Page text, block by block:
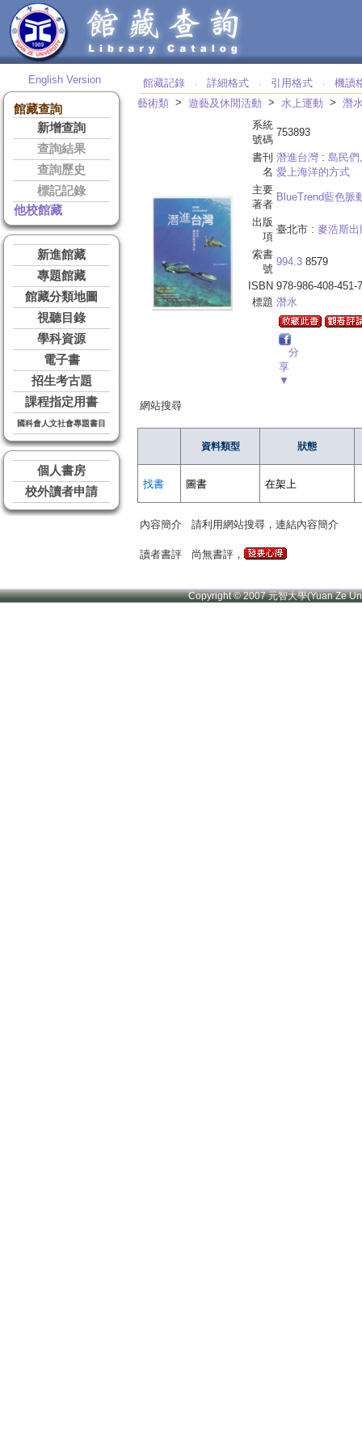
English Version
館藏查詢
新增查詢
查詢結果
查詢歷史
標記記錄
他校館藏
新進館藏
專題館藏
館藏分類地圖
視聽目錄
學科資源
電子書
招生考古題
課程指定用書
國科會人文社會專題書目
個人書房
校外讀者申請
館藏記錄 ‧ 詳細格式 ‧ 引用格式 ‧
機讀
藝術類 > 遊藝及休閒活動 > 水上運動 > 潛
系統
號碼
753893
書刊
名
潛進台灣 : 島民
愛上海洋的方式
主要
著者
BlueTrend藍色脈
出版
項
臺北市 : 麥浩斯出
索書
號
994.3 8579
ISBN 978-986-408-451-7
標題 潛水
分
享
▼
網站搜尋
資料類型 狀態
找書 圖書 在架上
內容簡介 請利用網站搜尋，連結內容簡介
讀者書評 尚無書評，
Copyright © 2007 元智大學(Yuan Ze